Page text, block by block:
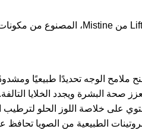
ملامح الوجه تحديدًا طبيعيًا
صحة البشرة ويجدد الخلايا التالفة.
على خلاصة اللوز الحلو لترطيب
الطبيعية من الصويا